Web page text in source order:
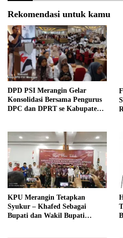
Rekomendasi untuk kamu
DPD PSI Merangin Gelar
Konsolidasi Bersama Pengurus
DPC dan DPRT se Kabupaten
KPU Merangin Tetapkan
Syukur – Khafed Sebagai
Bupati dan Wakil Bupati